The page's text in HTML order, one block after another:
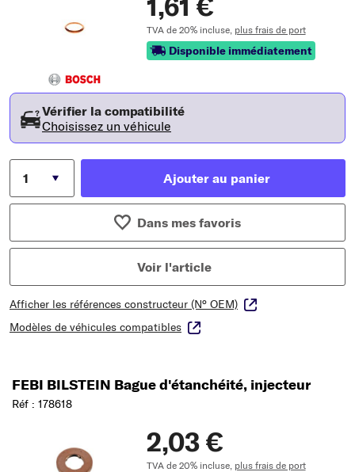
1,61 €
TVA de 20% incluse, plus frais de port
Disponible immédiatement
Vérifier la compatibilité
Choisissez un véhicule
Ajouter au panier
Dans mes favoris
Voir l'article
Afficher les références constructeur (N° OEM)
Modèles de véhicules compatibles
FEBI BILSTEIN Bague d'étanchéité, injecteur
Réf : 178618
2,03 €
TVA de 20% incluse, plus frais de port